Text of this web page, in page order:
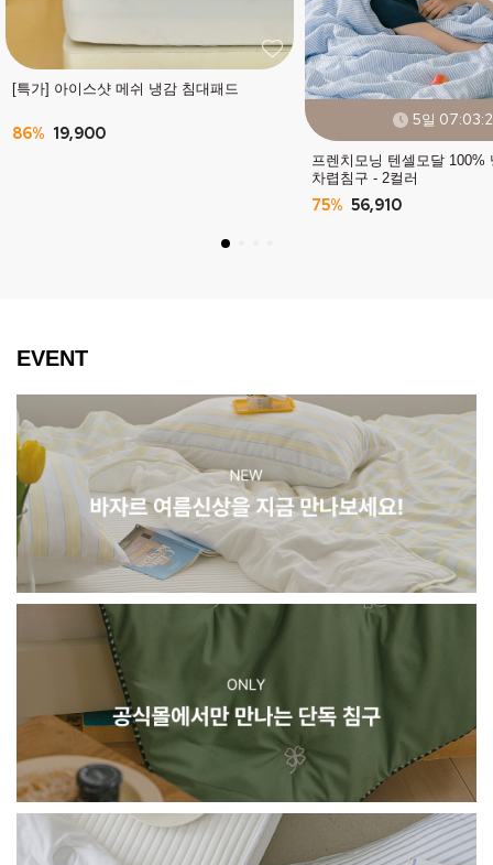
[특가] 아이스샷 메쉬 냉감 침대패드
86% 19,900
5일
프렌치모닝 텐셀모달 100%
차렵침구 - 2컬러
75% 56,910
EVENT